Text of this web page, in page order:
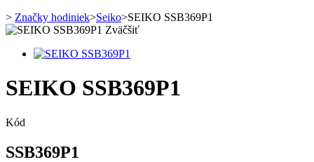
> Značky hodiniek>Seiko>SEIKO SSB369P1
Zväčšiť
SEIKO SSB369P1
Kód
SSB369P1